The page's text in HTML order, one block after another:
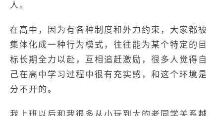
人。
在高中，因为有各种制度和外力约束，大家都被
集体化成一种行为模式，往往能为某个特定的目
标长期全力以赴，互相追赶激励，很多人觉得自
己在高中学习过程中很有充实感，和这个环境是
分不开的。